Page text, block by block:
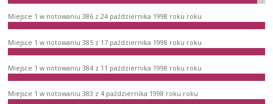
Miejsce 1 w notowaniu 386 z 24 października 1998 roku roku
Miejsce 1 w notowaniu 385 z 17 października 1998 roku roku
Miejsce 1 w notowaniu 384 z 11 października 1998 roku roku
Miejsce 1 w notowaniu 383 z 4 października 1998 roku roku